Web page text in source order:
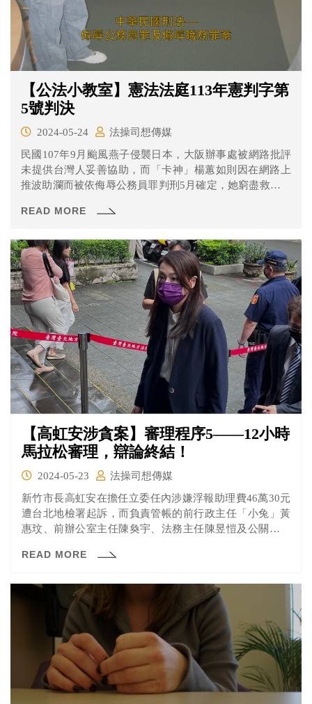
【公法小教室】憲法法庭113年憲判字第
5號判決
2024-05-24
法操司想傳媒
民國107年9月颱風燕子侵襲日本，大阪辦事處被網路批評
未提供台灣人妥善協助，而「卡神」楊蕙如則因在網路上
推波助瀾而被依侮辱公務員罪判刑5月確定，她窮盡救濟手
READ MORE
【高虹安涉貪案】審理程序5——12小時
馬拉松審理，辯論終結！
2024-05-23
法操司想傳媒
新竹市長高虹安在擔任立委任內涉嫌浮報助理費46萬30元
遭台北地檢署起訴，而負責管帳的前行政主任「小兔」黃
惠玟、前辦公室主任陳奐宇、法務主任陳昱愷及公關主任
READ MORE